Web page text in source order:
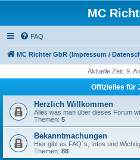
MC
FAQ
MC Richter GbR (Impressum /
Aktuelle Zeit: 9.
Offizielles für
Herzlich Willkommen
Alles was man über dieses Forum
Themen: 5
Bekanntmachungen
Hier gibt es FAQ´s, Infos und
Themen: 88